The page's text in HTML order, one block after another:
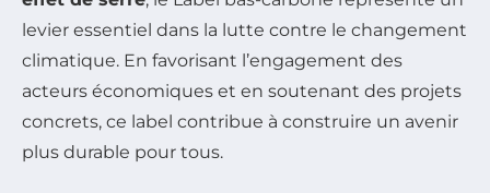
levier essentiel dans la lutte contre le changement
climatique. En favorisant l’engagement des
acteurs économiques et en soutenant des projets
concrets, ce label contribue à construire un avenir
plus durable pour tous.